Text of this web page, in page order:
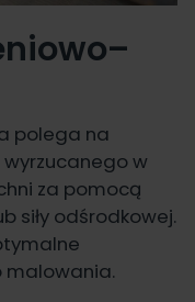
polega na
w
za pomocą
siły odśrodkowej.
malowania.